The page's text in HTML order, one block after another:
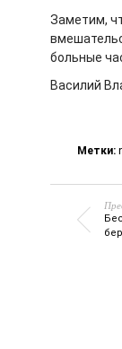
Заметим,
больные
Василий
Метки: